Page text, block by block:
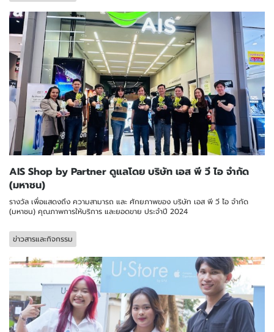
AIS Shop by Partner ดูแลโดย บริษัท เอส พี วี ไอ จำกัด
(มหาชน)
รางวัล เพื่อแสดงถึง ความสามารถ และ ศักยภาพของ บริษัท เอส พี วี ไอ จำกัด
(มหาชน) คุณภาพการให้บริการ และยอดขาย ประจำปี 2024
ข่าวสารและกิจกรรม